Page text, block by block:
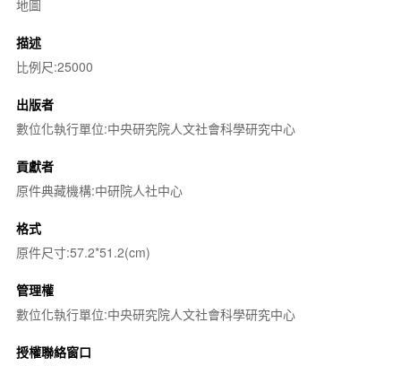
地圖
描述
比例尺:25000
出版者
數位化執行單位:中央研究院人文社會科學研究中心
貢獻者
原件典藏機構:中研院人社中心
格式
原件尺寸:57.2*51.2(cm)
管理權
數位化執行單位:中央研究院人文社會科學研究中心
授權聯絡窗口